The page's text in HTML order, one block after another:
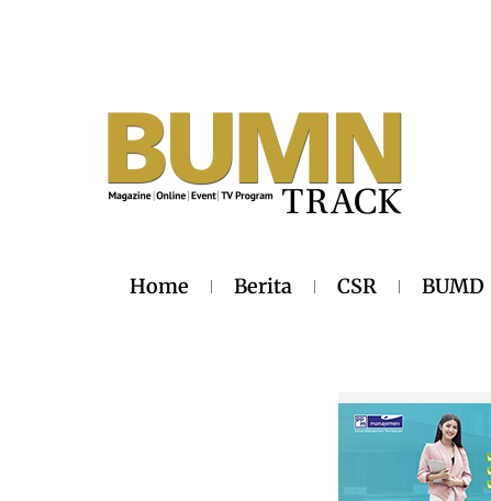
Home Berita CSR BUMD